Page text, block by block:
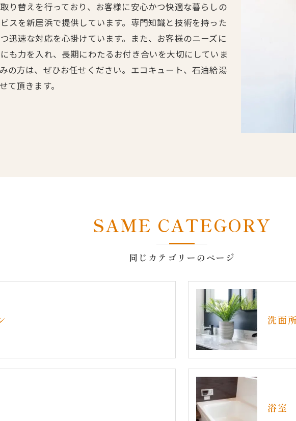
り替えを行っており、お客様に安心かつ快適な暮らしの
スを新居浜で提供しています。専門知識と技術を持った
迅速な対応を心掛けています。また、お客様のニーズに
も力を入れ、長期にわたるお付き合いを大切にしていま
の方は、ぜひお任せください。エコキュート、石油給湯
て頂きます。
同じカテゴリーのページ
SAME CATEGORY
洗面
浴室